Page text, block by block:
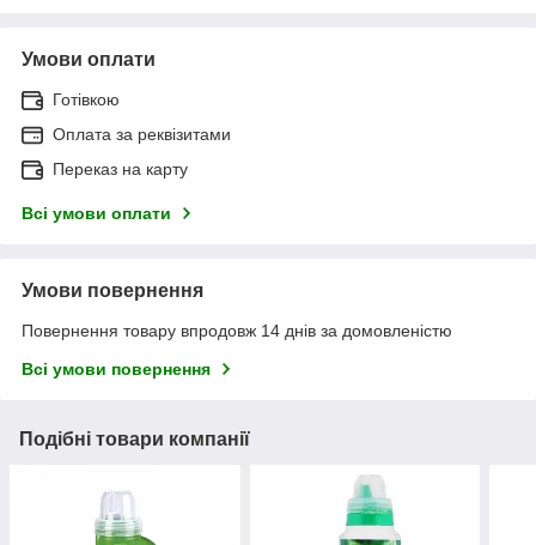
Умови оплати
Готівкою
Оплата за реквізитами
Переказ на карту
Всі умови оплати
Умови повернення
Повернення товару впродовж 14 днів за домовленістю
Всі умови повернення
Подібні товари компанії